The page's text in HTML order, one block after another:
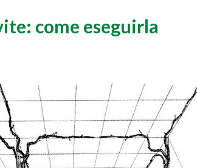
come eseguirla